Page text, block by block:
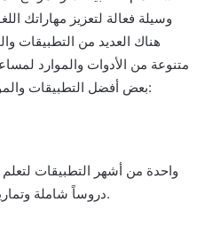
وسيلة فعالة لتعزيز مهاراتك
هناك العديد من التطبيقات
متنوعة من الأدوات والموارد
بعض أفضل التطبيقات والمواقع لتعلم اللغة بشكل أكثر فعالية:
دروساً شاملة وتمارين متنوعة بطريقة مبتكرة وممتعة.